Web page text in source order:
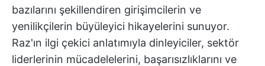
bazılarını şekillendiren girişimcilerin ve
yenilikçilerin büyüleyici hikayelerini sunuyor.
Raz'ın ilgi çekici anlatımıyla dinleyiciler, sektör
liderlerinin mücadelelerini, başarısızlıklarını ve